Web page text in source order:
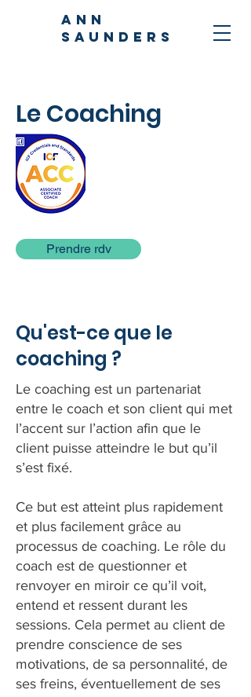
ANN
SAUNDERS
Le Coaching
Prendre rdv
Qu'est-ce que le
coaching ?
Le coaching est un partenariat
entre le coach et son client qui met
l’accent sur l’action afin que le
client puisse atteindre le but qu’il
s’est fixé.
Ce but est atteint plus rapidement
et plus facilement grâce au
processus de coaching. Le rôle du
coach est de questionner et
renvoyer en miroir ce qu’il voit,
entend et ressent durant les
sessions. Cela permet au client de
prendre conscience de ses
motivations, de sa personnalité, de
ses freins, éventuellement de ses